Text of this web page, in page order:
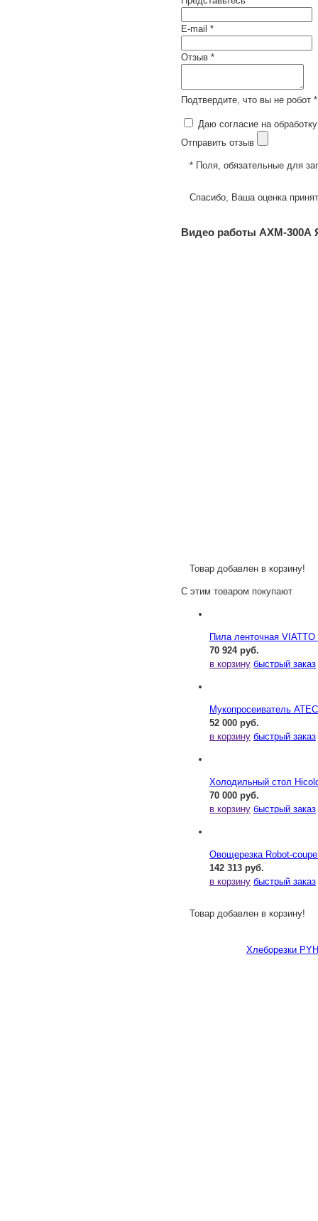
E-mail *
Отзыв *
Подтвердите, что вы не робот *
Даю согласие на
Отправить отзыв
* Поля, обязательные для
Спасибо, Ваша оценка
Видео работы АХМ-300А
Товар добавлен в корзину!
С этим товаром покупают
Пила ленточная VIATTO
70 924 руб.
в корзину быстрый заказ
Мукопросеиватель
52 000 руб.
в корзину быстрый заказ
Холодильный стол
70 000 руб.
в корзину быстрый заказ
Овощерезка Robot-
142 313 руб.
в корзину быстрый заказ
Товар добавлен в корзину!
Хлеборезки